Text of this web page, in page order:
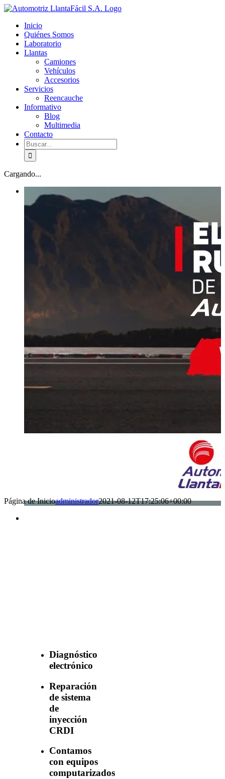
Skip
content
facebook
youtube
Inicio
Quiénes Somos
Laboratorio
Llantas
Camiones
Vehículos
Accesorios
Servicios
Reencauche
Informativo
Blog
Multimedia
Contacto
Buscar:
Cargando...
Página de Inicioadministrador2021-08-12T17:25:06+00:00
Diagnóstico
electrónico
Reparación
de sistema
de
inyección
CRDI
Contamos
con equipos
computarizados